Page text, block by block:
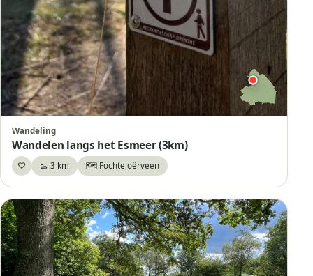
Wandeling
Wandelen langs het Esmeer (3km)
♡Bewaar🥾 3 km 🗺️ Fochteloërveen